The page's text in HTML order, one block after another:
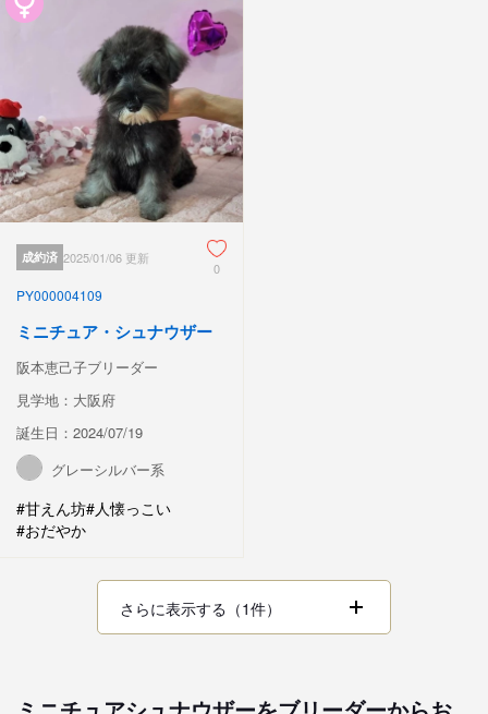
成約済 2025/01/06 更新
0
PY000004109
ミニチュア・シュナウザー
阪本恵己子ブリーダー
見学地：大阪府
誕生日：2024/07/19
グレーシルバー系
#甘えん坊#人懐っこい
#おだやか
さらに表示する（1件）